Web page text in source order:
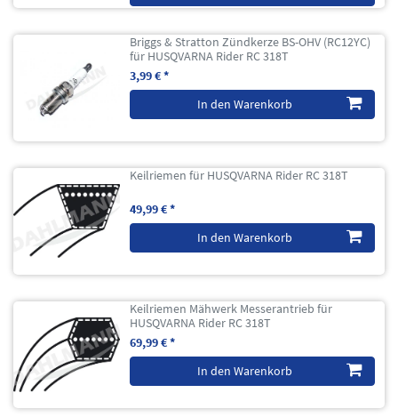
Briggs & Stratton Zündkerze BS-OHV (RC12YC)
für HUSQVARNA Rider RC 318T
3,99 € *
In den Warenkorb
Keilriemen für HUSQVARNA Rider RC 318T
49,99 € *
In den Warenkorb
Keilriemen Mähwerk Messerantrieb für
HUSQVARNA Rider RC 318T
69,99 € *
In den Warenkorb